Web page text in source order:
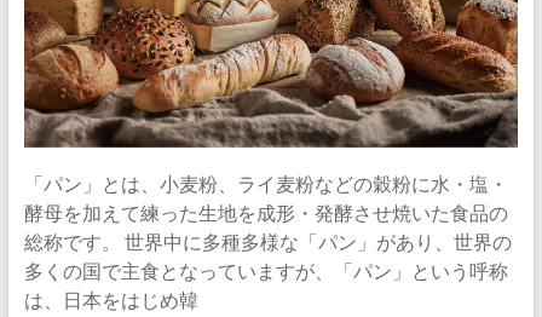
「パン」とは、小麦粉、ライ麦粉などの穀粉に水・塩・
酵母を加えて練った生地を成形・発酵させ焼いた食品の
総称です。 世界中に多種多様な「パン」があり、世界の
多くの国で主食となっていますが、「パン」という呼称
は、日本をはじめ韓